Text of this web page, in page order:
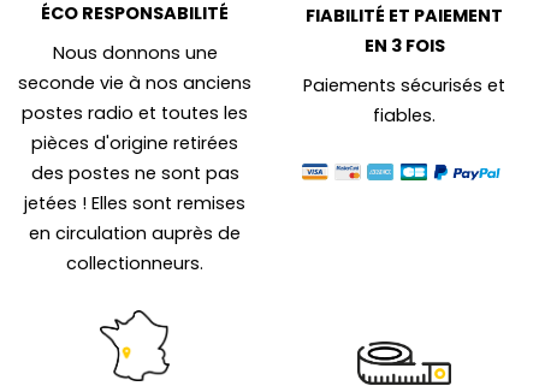
ÉCO RESPONSABILITÉ
Nous donnons une
seconde vie à nos anciens
postes radio et toutes les
pièces d'origine retirées
des postes ne sont pas
jetées ! Elles sont remises
en circulation auprès de
collectionneurs.
FIABILITÉ ET PAIEMENT
EN 3 FOIS
Paiements sécurisés et
fiables.